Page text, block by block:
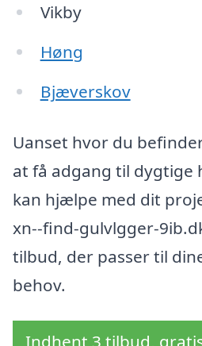
Vikby
Høng
Bjæverskov
Uanset hvor du
at få adgang til
kan hjælpe med dit
xn--find-gulvlgger-
tilbud, der passer til
behov.
Indhent 3 tilbud,